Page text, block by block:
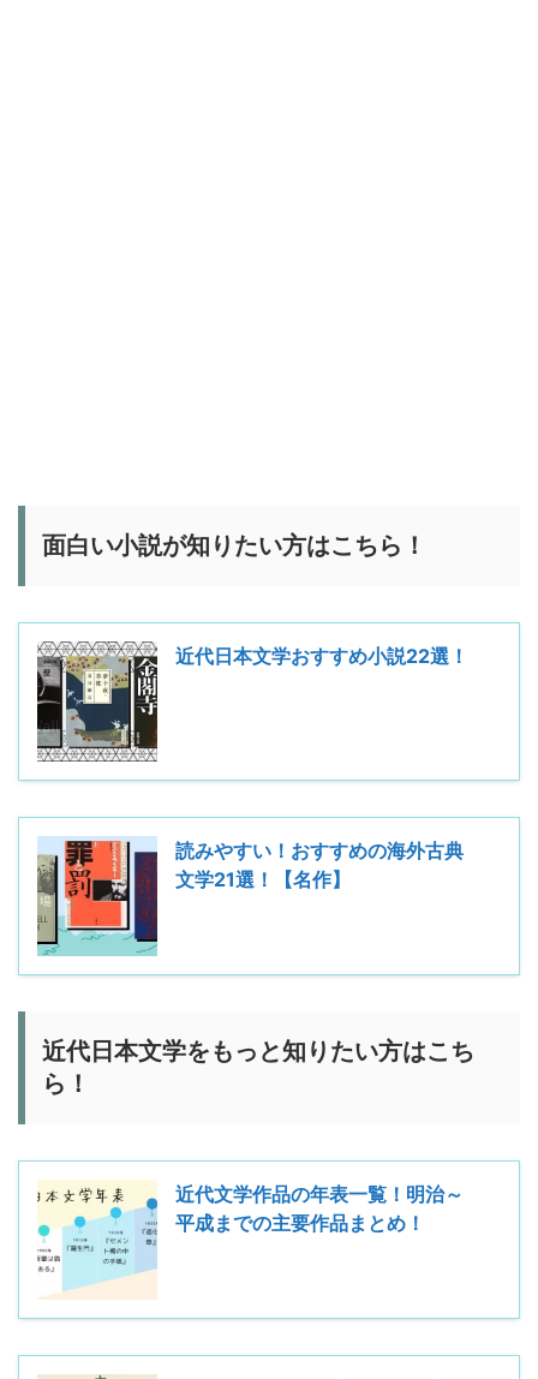
面白い小説が知りたい方はこちら！
近代日本文学おすすめ小説22選！
読みやすい！おすすめの海外古典
文学21選！【名作】
近代日本文学をもっと知りたい方はこち
ら！
近代文学作品の年表一覧！明治～
平成までの主要作品まとめ！